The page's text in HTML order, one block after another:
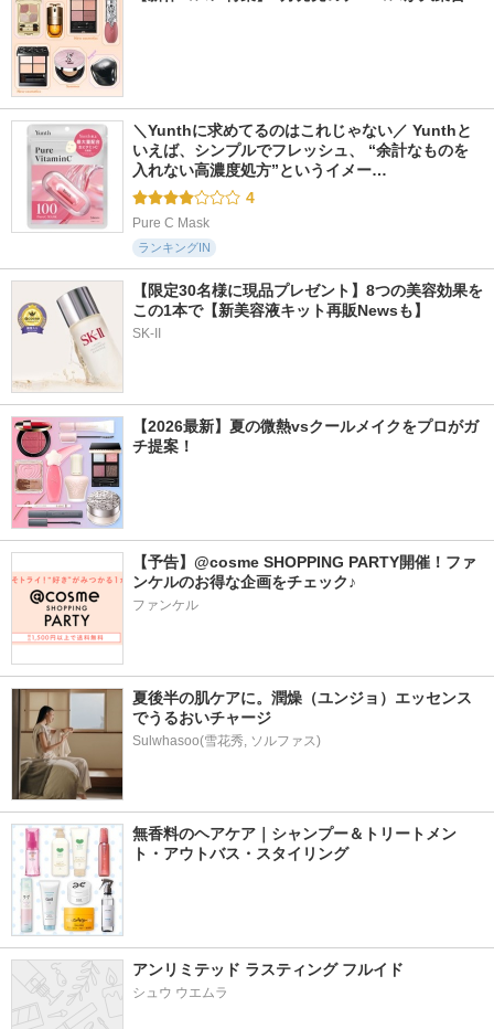
＼Yunthに求めてるのはこれじゃない／ Yunthと
いえば、シンプルでフレッシュ、 “余計なものを
入れない高濃度処方”というイメー…
4
Pure C Mask
ランキングIN
【限定30名様に現品プレゼント】8つの美容効果を
この1本で【新美容液キット再販Newsも】
SK-II
【2026最新】夏の微熱vsクールメイクをプロがガ
チ提案！
【予告】@cosme SHOPPING PARTY開催！ファ
ンケルのお得な企画をチェック♪
ファンケル
夏後半の肌ケアに。潤燥（ユンジョ）エッセンス
でうるおいチャージ
Sulwhasoo(雪花秀, ソルファス)
無香料のヘアケア｜シャンプー＆トリートメン
ト・アウトバス・スタイリング
アンリミテッド ラスティング フルイド
シュウ ウエムラ